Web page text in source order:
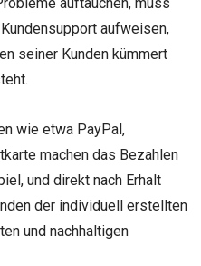
aufweisen,
seiner Kunden kümmert
wie etwa PayPal,
machen das Bezahlen
und direkt nach Erhalt
der individuell erstellten
und nachhaltigen